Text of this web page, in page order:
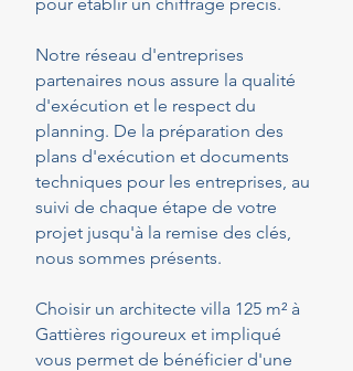
Notre réseau d'entreprises
partenaires nous assure la qualité
d'exécution et le respect du
planning. De la préparation des
plans d'exécution et documents
techniques pour les entreprises, au
suivi de chaque étape de votre
projet jusqu'à la remise des clés,
nous sommes présents.
Choisir un architecte villa 125 m² à
Gattières rigoureux et impliqué
vous permet de bénéficier d'une